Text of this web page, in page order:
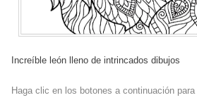
Increíble león lleno de intrincados dibujos
Haga clic en los botones a continuación